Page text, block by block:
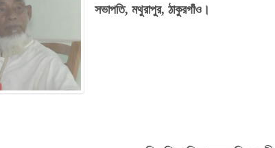
সভাপতি, মথুরাপুর, ঠাকুরগাঁও।